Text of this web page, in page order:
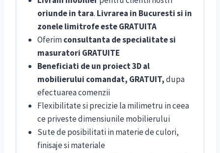
oriunde in tara. Livrarea in Bucuresti si in
zonele limitrofe este GRATUITA
Oferimconsultanta de specialitate si
masuratori GRATUITE
Beneficiati de un proiect 3D al
mobilierului comandat, GRATUIT,dupa
efectuarea comenzii
Flexibilitate si precizie la milimetru in ceea
ce priveste dimensiunile mobilierului
Sute de posibilitati in materie de culori,
finisaje si materiale